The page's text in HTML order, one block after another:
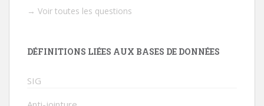
→ Voir toutes les questions
DÉFINITIONS LIÉES AUX BASES DE DONNÉES
SIG